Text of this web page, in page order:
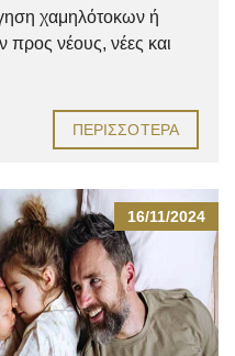
χαμηλότοκων ή
προς νέους, νέες και
ΠΕΡΙΣΣΌΤΕΡΑ
16/11/2024